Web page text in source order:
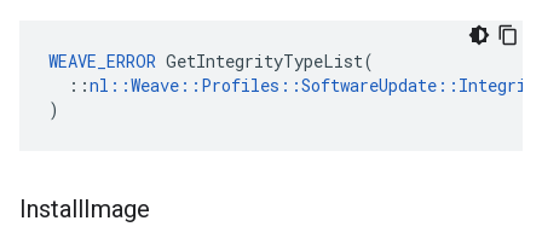
WEAVE_ERROR GetIntegrityTypeList(
  ::
)
InstallImage